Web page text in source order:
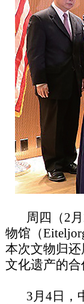
周四（2月
物馆（
本次文物归
文化遗产的合
3月4日，中